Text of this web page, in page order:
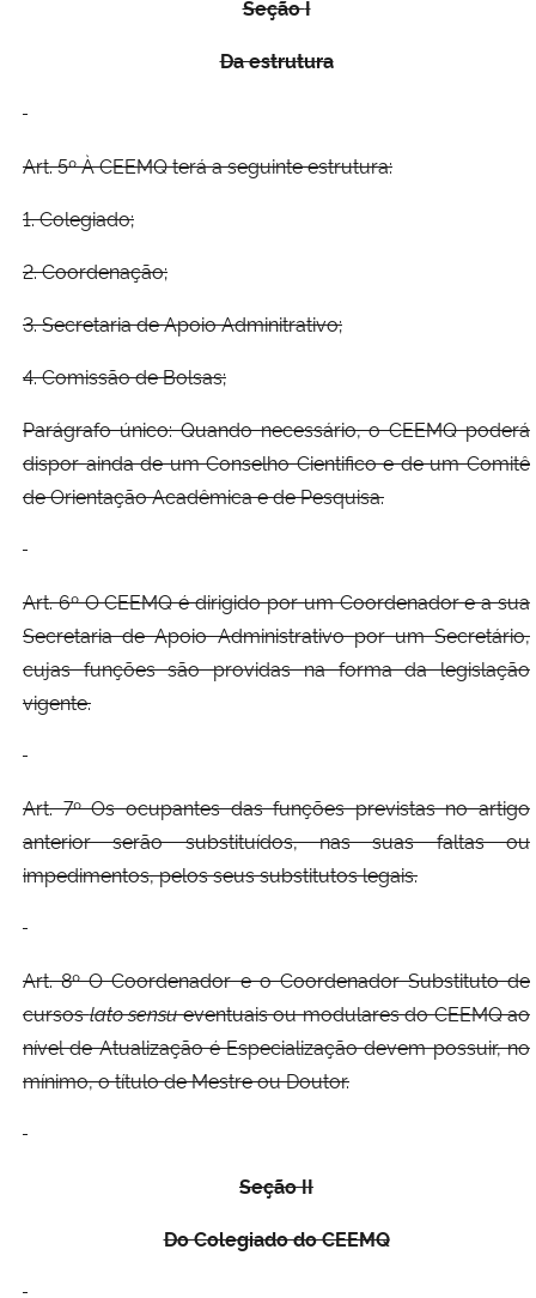
SeçãoI
Da estrutura
Art. 5º À CEEMQ terá a seguinte estrutura:
1. Colegiado;
2. Coordenação;
3. Secretaria de Apoio Adminitrativo;
4. Comissão de Bolsas;
Parágrafo único: Quando necessário, o CEEMQ poderá
dispor ainda de um Conselho Cientifico e de um Comitê
de Orientação Acadêmica e de Pesquisa.
Art. 6º O CEEMQ é dirigido por um Coordenador e a sua
Secretaria de Apoio Administrativo por um Secretário,
cujas funções são providas na forma da legislação
vigente.
Art. 7º Os ocupantes das funções previstas no artigo
anterior serão substituídos, nas suas faltas ou
impedimentos, pelos seus substitutos legais.
Art. 8º O Coordenador e o Coordenador Substituto de
cursoslato sensueventuais ou modulares do CEEMQ ao
nível de Atualização é Especialização devem possuir, no
mínimo, o título de Mestre ou Doutor.
Seção II
Do Colegiado do CEEMQ